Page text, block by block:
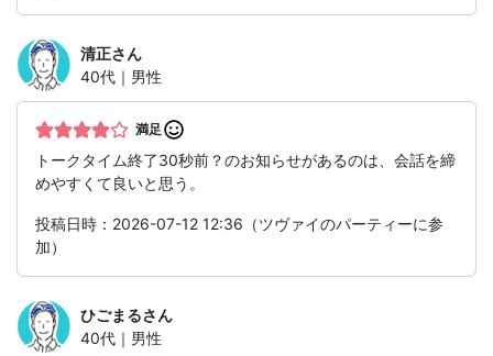
清正さん
40代｜男性
満足
トークタイム終了30秒前？のお知らせがあるのは、会話を締
めやすくて良いと思う。
投稿日時：2026-07-12 12:36（ツヴァイのパーティーに参
加）
ひごまるさん
40代｜男性